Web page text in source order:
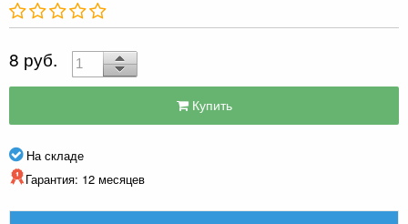
8 руб.
Купить
На складе
Гарантия: 12 месяцев